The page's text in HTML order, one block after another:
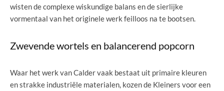
wisten de complexe wiskundige balans en de sierlijke
vormentaal van het originele werk feilloos na te bootsen.
Zwevende wortels en balancerend popcorn
Waar het werk van Calder vaak bestaat uit primaire kleuren
en strakke industriële materialen, kozen de Kleiners voor een